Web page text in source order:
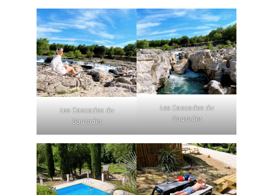
Les Cascades du
Sautadet
Les Cascades du
Sautadet